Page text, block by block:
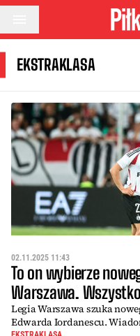
Przejdź do treści
EKSTRAKLASA
02.11.2025 11:43
To on wybierze
Warszawa.
Legia Warszawa szuka
Edwarda Iordanescu.